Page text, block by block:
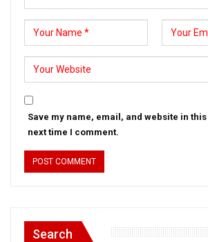
Save my name, email, and website in
next time I comment.
Search